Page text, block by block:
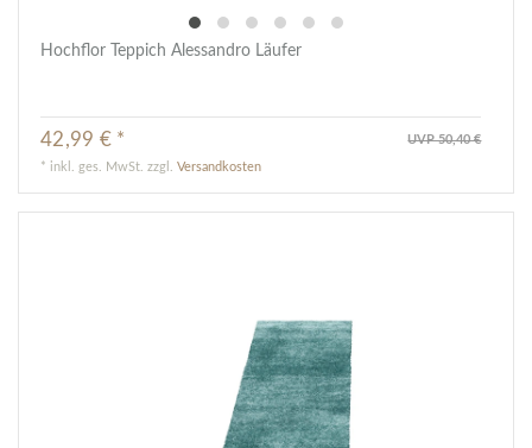
Hochflor Teppich Alessandro Läufer
UVP 50,40 €
42,99 € *
* inkl. ges. MwSt. zzgl.Versandkosten